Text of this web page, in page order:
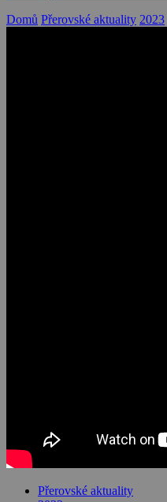
Domů Přerovské aktuality 2023
Přerovské aktuality